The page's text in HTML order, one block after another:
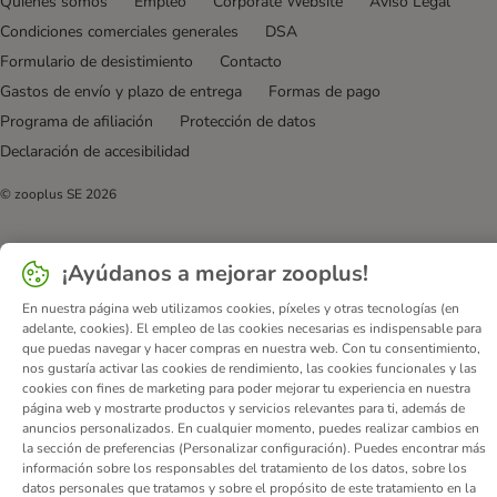
Condiciones comerciales generales
DSA
Formulario de desistimiento
Contacto
Gastos de envío y plazo de entrega
Formas de pago
Programa de afiliación
Protección de datos
Declaración de accesibilidad
© zooplus SE 2026
¡Ayúdanos a mejorar zooplus!
En nuestra página web utilizamos cookies, píxeles y otras tecnologías (en
adelante, cookies). El empleo de las cookies necesarias es indispensable para
que puedas navegar y hacer compras en nuestra web. Con tu consentimiento,
nos gustaría activar las cookies de rendimiento, las cookies funcionales y las
cookies con fines de marketing para poder mejorar tu experiencia en nuestra
página web y mostrarte productos y servicios relevantes para ti, además de
anuncios personalizados. En cualquier momento, puedes realizar cambios en
la sección de preferencias (Personalizar configuración). Puedes encontrar más
información sobre los responsables del tratamiento de los datos, sobre los
datos personales que tratamos y sobre el propósito de este tratamiento en la